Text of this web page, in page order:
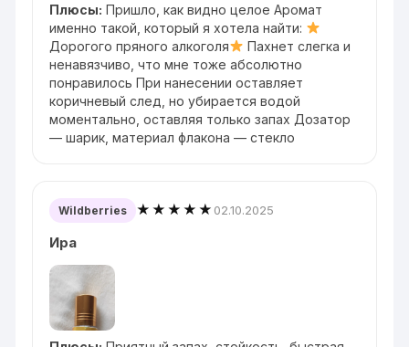
Плюсы: Пришло, как видно целое Аромат
именно такой, который я хотела найти:
Дорогого пряного алкоголя
Пахнет слегка и
ненавязчиво, что мне тоже абсолютно
понравилось При нанесении оставляет
коричневый след, но убирается водой
моментально, оставляя только запах Дозатор
— шарик, материал флакона — стекло
Wildberries ★★★★★ 02.10.2025
Ира